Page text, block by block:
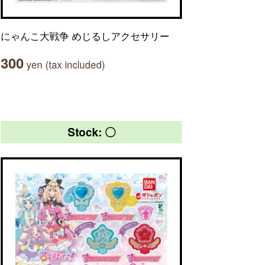
にゃんこ大戦争 めじるしアクセサリー
300 yen (tax included)
Stock: 〇